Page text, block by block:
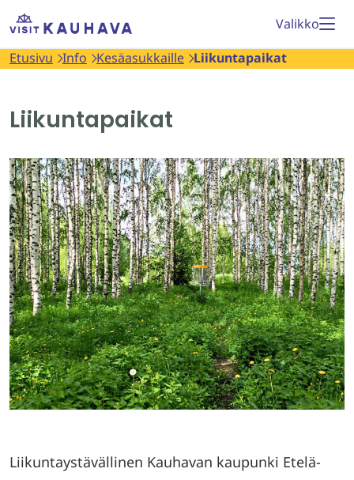
Siirry
Etusivu
Valikko
Etusivu Info Kesäasukkaille Liikuntapaikat
Liikuntapaikat
Liikuntaystävällinen Kauhavan kaupunki Etelä-